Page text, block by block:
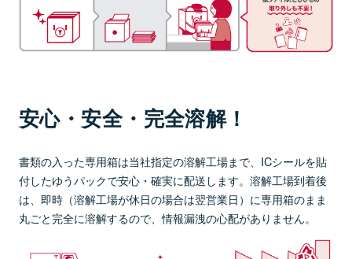
安心・安全・完全溶解！
書類の入った専用箱は当社指定の溶解工場まで、ICシールを貼
付したゆうパックで安心・確実に配送します。溶解工場到着後
は、即時（溶解工場が休日の場合は翌営業日）に専用箱のまま
丸ごと完全に溶解するので、情報漏洩の心配がありません。